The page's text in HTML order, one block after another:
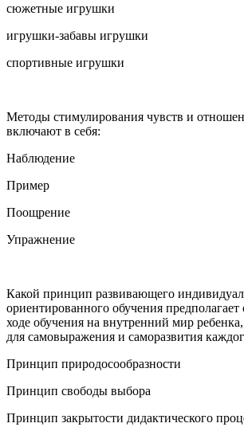
сюжетные игрушки
игрушки-забавы игрушки
спортивные игрушки
Методы стимулирования чувств и
включают в себя:
Наблюдение
Пример
Поощрение
Упражнение
Какой принцип развивающего
ориентированного обучения
ходе обучения на внутренний мир
для самовыражения и саморазвития
Принцип природосообразности
Принцип свободы выбора
Принцип закрытости дидактического